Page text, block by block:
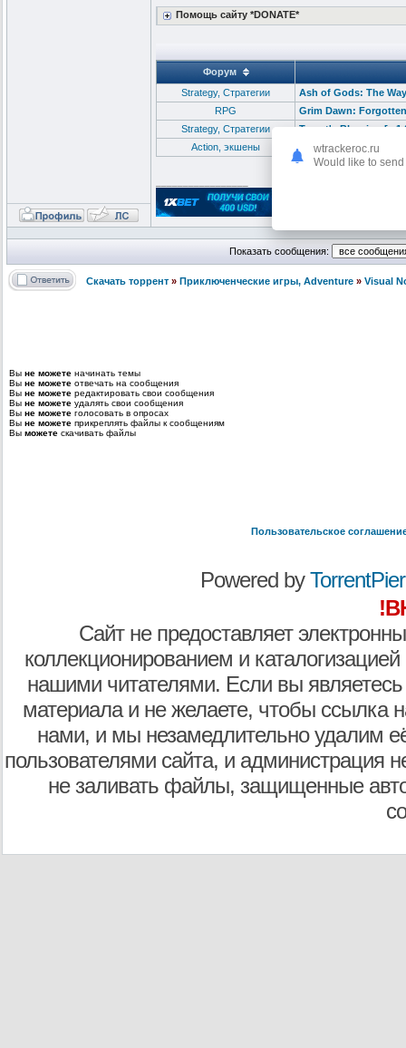
Помощь сайту *DONATE*
Форум
Strategy, Стратегии
Ash of Gods: The
RPG
Grim Dawn:
Strategy, Стратегии
Tyrant's Blessing [v
Action, экшены
Praey for the Gods
Показать сообщения:
Скачать торрент » Приключенческие игры, Adventure » Visual
Вы не можете начинать темы
Вы не можете отвечать на сообщения
Вы не можете редактировать свои сообщения
Вы не можете удалять свои сообщения
Вы не можете голосовать в опросах
Вы не можете прикреплять файлы к сообщениям
Вы можете скачивать файлы
Пользовательское
Powered by
Сайт не предоставляет
коллекционированием и
нашими читателями. Если вы являетесь
материала и не желаете, чтобы ссылка
нами, и мы незамедлительно удалим
пользователями сайта, и администрация
не заливать файлы, защищенные
wtrackeroc.ru
Would like to